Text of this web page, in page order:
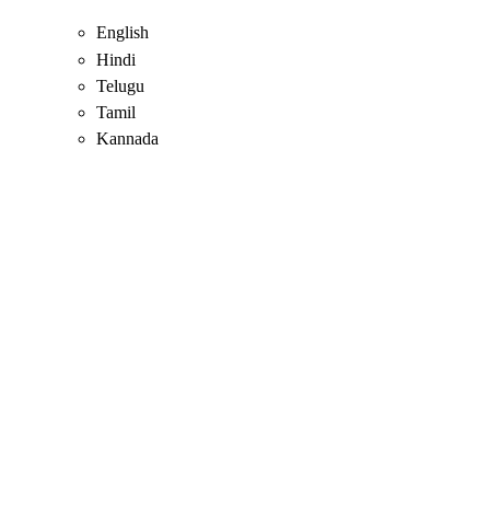
English
Hindi
Telugu
Tamil
Kannada